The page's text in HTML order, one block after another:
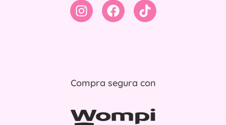
Compra segura con